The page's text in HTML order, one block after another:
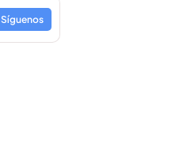
Síguenos